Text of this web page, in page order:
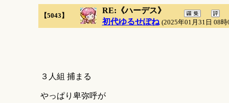
【5043】
RE:《ハーデス》
初代ゆるせぽね (2025年01月31日 08時
３人組 捕まる
やっぱり卑弥呼が